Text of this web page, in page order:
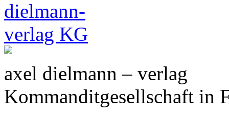
axel dielmann – verlag
Kommanditgesellschaft in